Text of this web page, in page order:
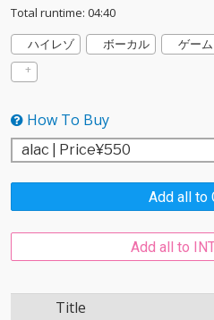
Total runtime: 04:40
ハイレゾ
ボーカル ゲーム
How To Buy
Add all to
Add all to
Title